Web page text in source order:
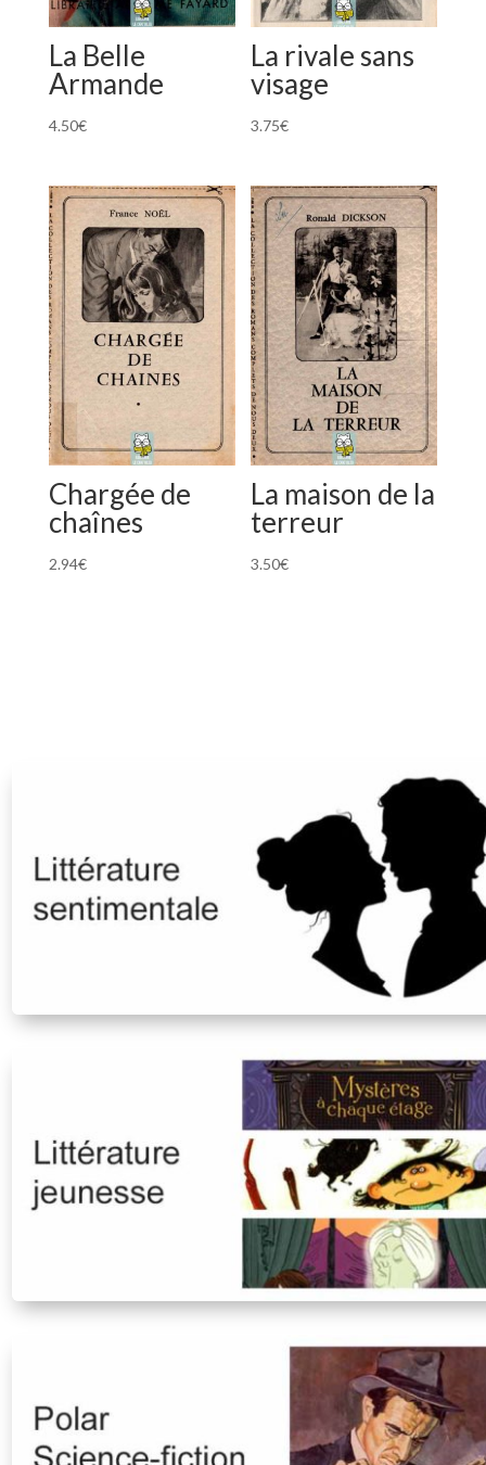
La Belle
Armande
4.50€
La rivale sans
visage
3.75€
Chargée de
chaînes
2.94€
La maison de la
terreur
3.50€